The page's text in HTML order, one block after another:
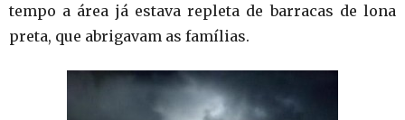
tempo a área já estava repleta de barracas de lona
preta, que abrigavam as famílias.